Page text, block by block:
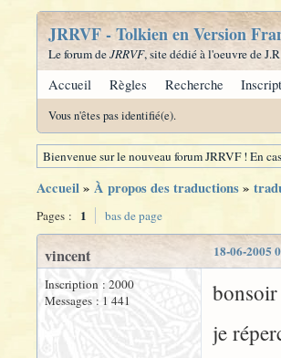
JRRVF - Tolkien en Version
Le forum deJRRVF, site dédié à l'oeuvre de
Accueil Règles Recherche
Vous n'êtes pas identifié(e).
Bienvenue sur le nouveau forum JRRVF ! En
Accueil» À propos des traductions»
Pages : 1 bas de page
18-06-2005
vincent
Inscription : 2000
Messages : 1 441
je